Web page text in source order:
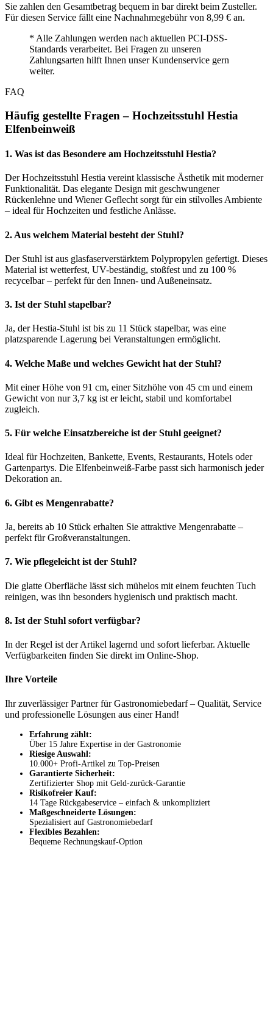
Sie zahlen den Gesamtbetrag bequem in bar direkt beim Zusteller.
Für diesen Service fällt eine Nachnahme­gebühr von 8,99 € an.
* Alle Zahlungen werden nach aktuellen PCI-DSS-
Standards verarbeitet. Bei Fragen zu unseren
Zahlungsarten hilft Ihnen unser Kunden­service gern
weiter.
FAQ
Häufig gestellte Fragen – Hochzeitsstuhl Hestia
Elfenbeinweiß
1. Was ist das Besondere am Hochzeitsstuhl Hestia?
Der Hochzeitsstuhl Hestia vereint klassische Ästhetik mit moderner
Funktionalität. Das elegante Design mit geschwungener
Rückenlehne und Wiener Geflecht sorgt für ein stilvolles Ambiente
– ideal für Hochzeiten und festliche Anlässe.
2. Aus welchem Material besteht der Stuhl?
Der Stuhl ist aus glasfaserverstärktem Polypropylen gefertigt. Dieses
Material ist wetterfest, UV-beständig, stoßfest und zu 100 %
recycelbar – perfekt für den Innen- und Außeneinsatz.
3. Ist der Stuhl stapelbar?
Ja, der Hestia-Stuhl ist bis zu 11 Stück stapelbar, was eine
platzsparende Lagerung bei Veranstaltungen ermöglicht.
4. Welche Maße und welches Gewicht hat der Stuhl?
Mit einer Höhe von 91 cm, einer Sitzhöhe von 45 cm und einem
Gewicht von nur 3,7 kg ist er leicht, stabil und komfortabel
zugleich.
5. Für welche Einsatzbereiche ist der Stuhl geeignet?
Ideal für Hochzeiten, Bankette, Events, Restaurants, Hotels oder
Gartenpartys. Die Elfenbeinweiß-Farbe passt sich harmonisch jeder
Dekoration an.
6. Gibt es Mengenrabatte?
Ja, bereits ab 10 Stück erhalten Sie attraktive Mengenrabatte –
perfekt für Großveranstaltungen.
7. Wie pflegeleicht ist der Stuhl?
Die glatte Oberfläche lässt sich mühelos mit einem feuchten Tuch
reinigen, was ihn besonders hygienisch und praktisch macht.
8. Ist der Stuhl sofort verfügbar?
In der Regel ist der Artikel lagernd und sofort lieferbar. Aktuelle
Verfügbarkeiten finden Sie direkt im Online-Shop.
Ihre Vorteile
Ihr zuverlässiger Partner für Gastronomiebedarf – Qualität, Service
und professionelle Lösungen aus einer Hand!
Erfahrung zählt:
Über 15 Jahre Expertise in der Gastronomie
Riesige Auswahl:
10.000+ Profi-Artikel zu Top-Preisen
Garantierte Sicherheit:
Zertifizierter Shop mit Geld-zurück-Garantie
Risikofreier Kauf:
14 Tage Rückgabeservice – einfach & unkompliziert
Maßgeschneiderte Lösungen:
Spezialisiert auf Gastronomiebedarf
Flexibles Bezahlen:
Bequeme Rechnungskauf-Option